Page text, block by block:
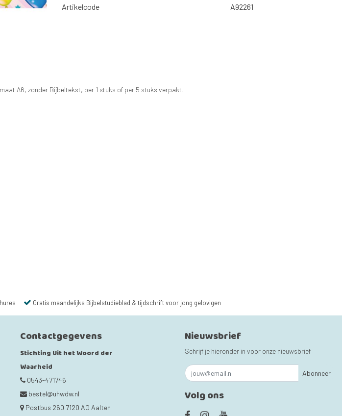
Artikelcode A92261
A6, zonder Bijbeltekst, per 1 stuks of per 5 stuks verpakt.
Gratis maandelijks Bijbelstudieblad & tijdschrift voor jong gelovigen
Contactgegevens
Stichting Uit het Woord der
Waarheid
0543-471746
bestel@uhwdw.nl
Postbus 260 7120 AG Aalten
Nieuwsbrief
Schrijf je hieronder in voor onze nieuwsbrief
Abonneer
Volg ons